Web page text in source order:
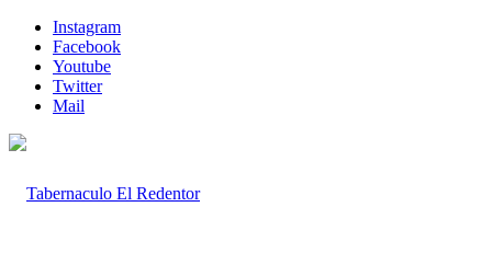
Instagram
Facebook
Youtube
Twitter
Mail